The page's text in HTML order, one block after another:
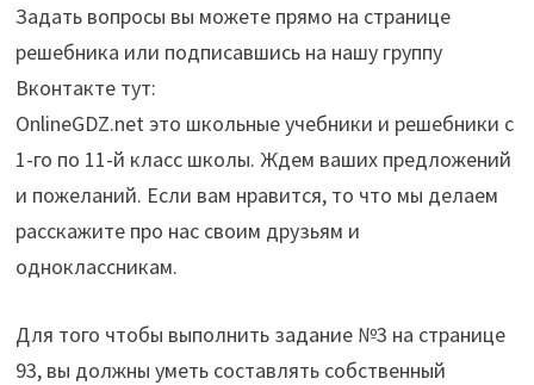
Задать вопросы вы можете прямо на странице
решебника или подписавшись на нашу группу
Вконтакте тут:
OnlineGDZ.net это школьные учебники и решебники с
1-го по 11-й класс школы. Ждем ваших предложений
и пожеланий. Если вам нравится, то что мы делаем
расскажите про нас своим друзьям и
одноклассникам.
Для того чтобы выполнить задание №3 на странице
93, вы должны уметь составлять собственный